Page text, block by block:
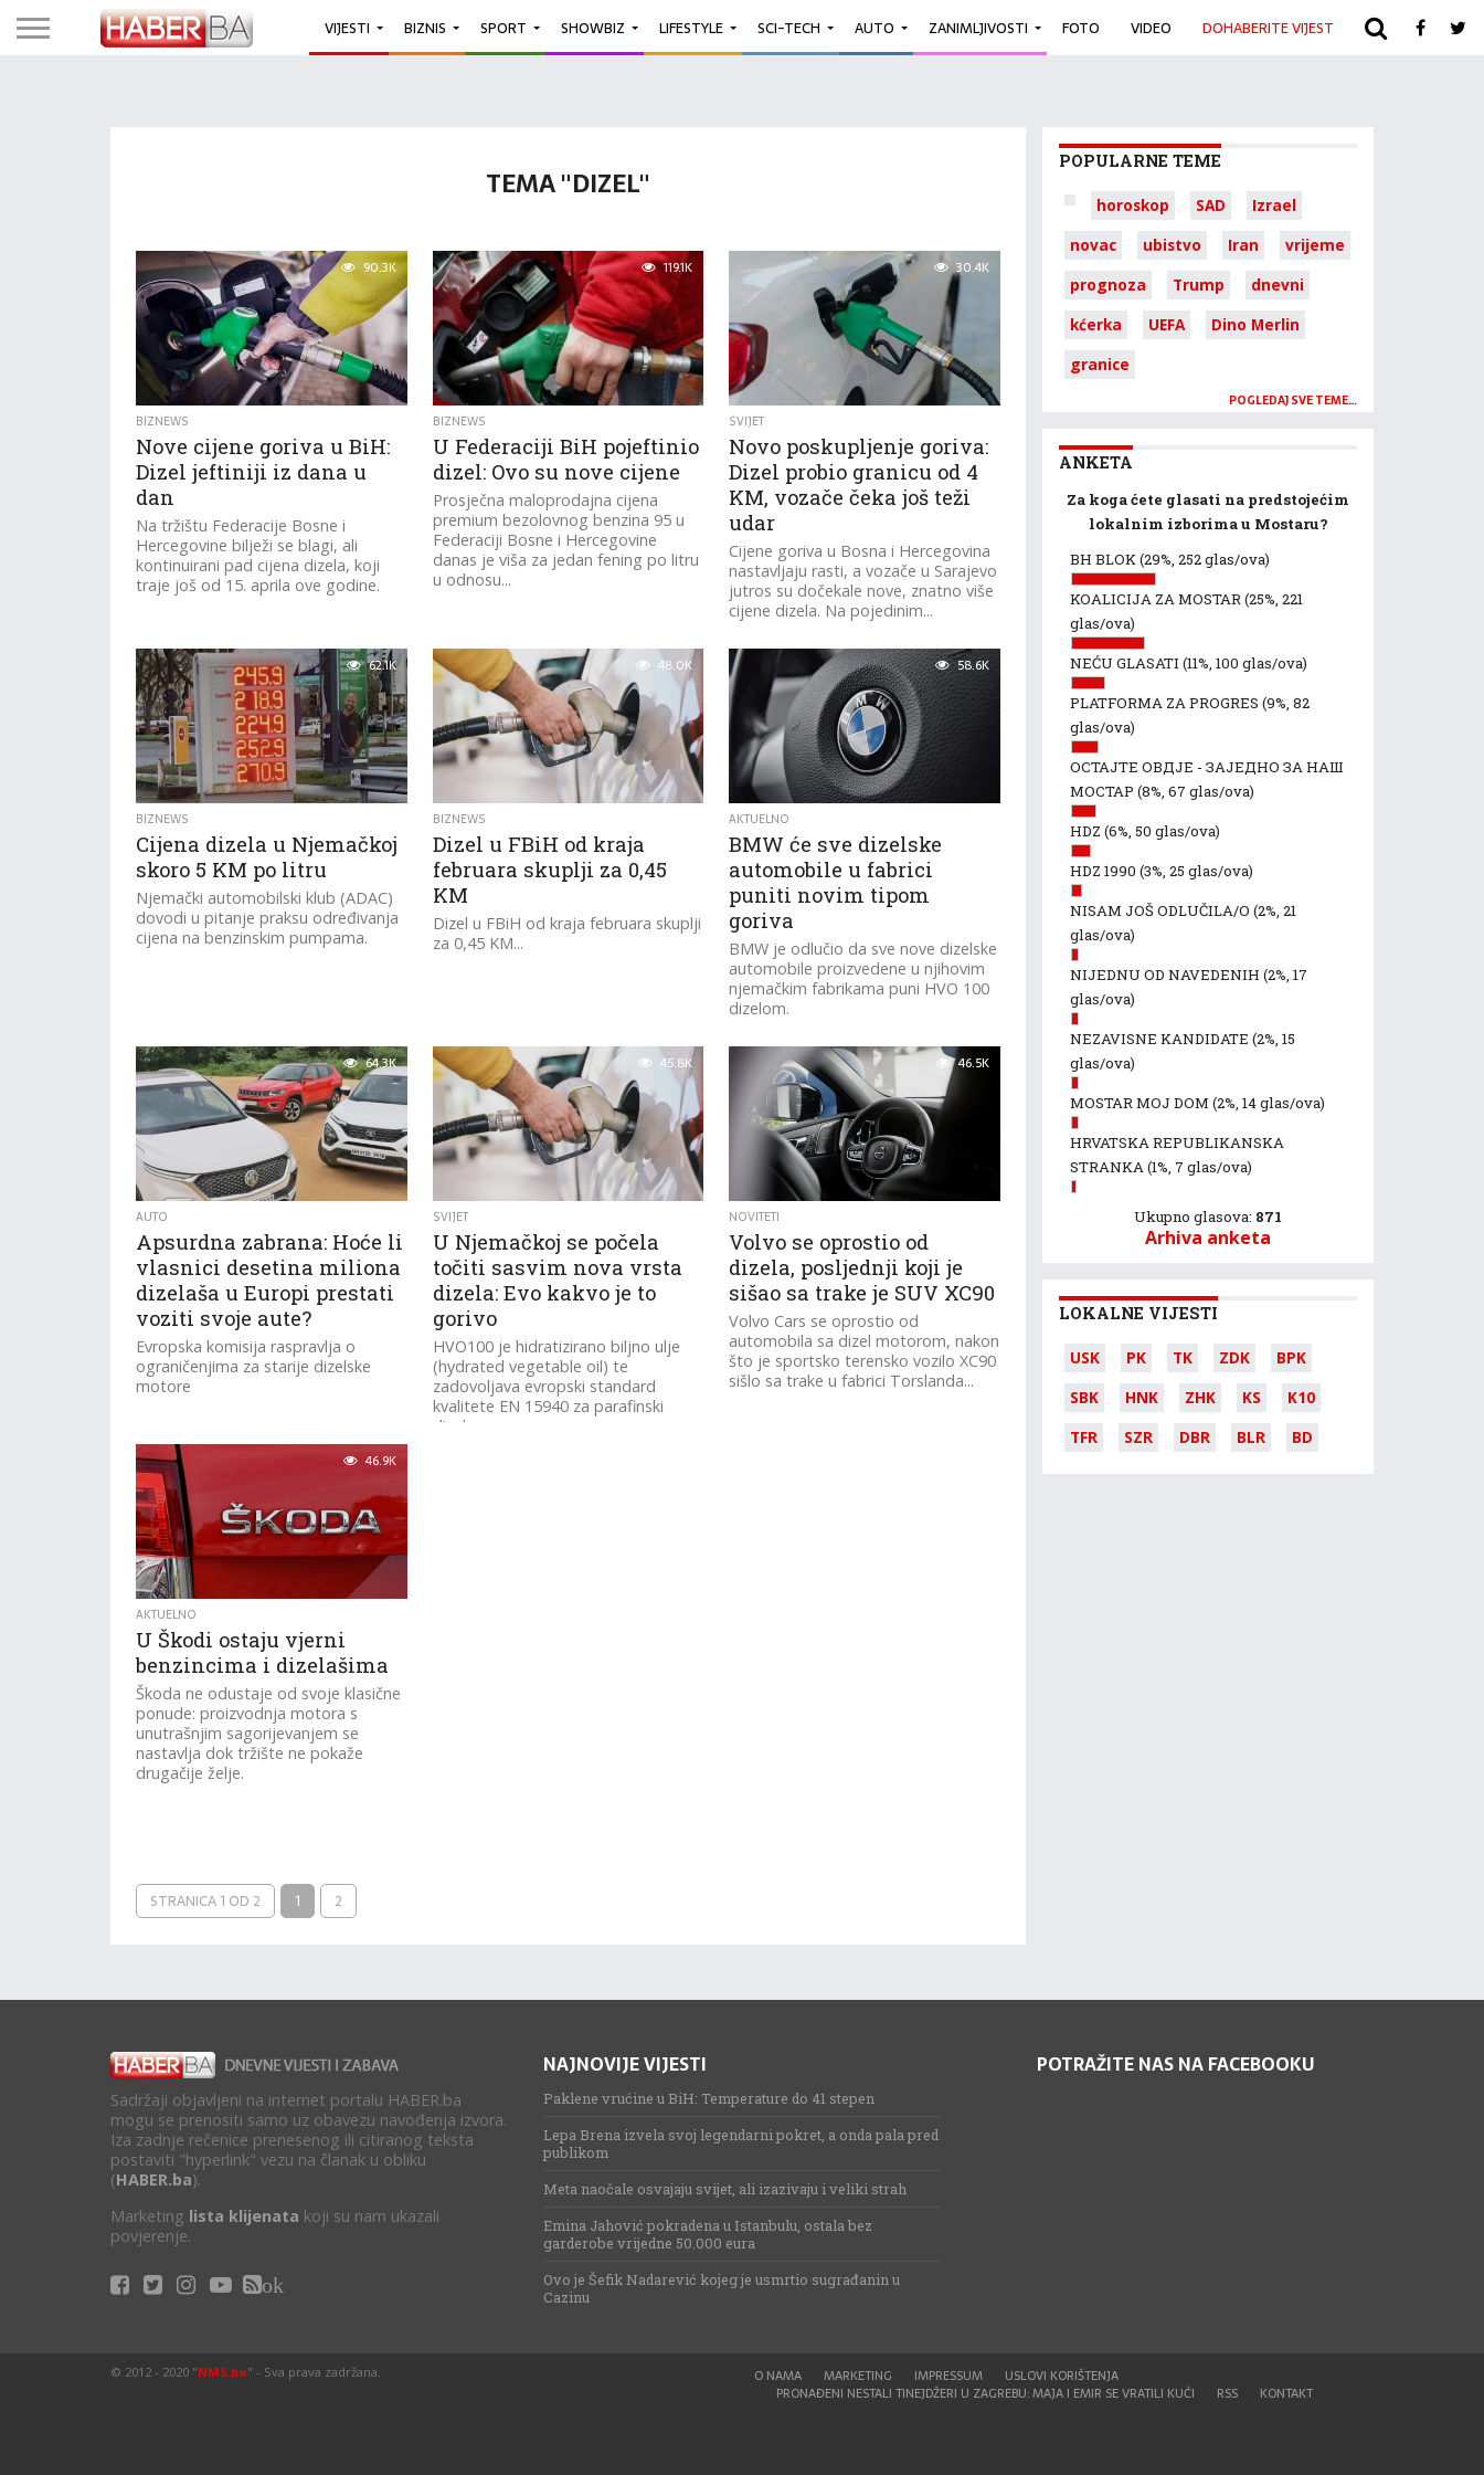
VIJESTI BIZNIS SPORT SHOWBIZ LIFESTYLE SCI-TECH AUTO ZANIMLJIVOSTI FOTO VIDEO DOHABERITE VIJEST ARHIVA
TEMA "DIZEL"
90.3K
BIZNEWS
Nove cijene goriva u BiH:
Dizel jeftiniji iz dana u
dan
Na tržištu Federacije Bosne i
Hercegovine bilježi se blagi, ali
kontinuirani pad cijena dizela, koji
traje još od 15. aprila ove godine.
119.1K
BIZNEWS
U Federaciji BiH pojeftinio
dizel: Ovo su nove cijene
Prosječna maloprodajna cijena
premium bezolovnog benzina 95 u
Federaciji Bosne i Hercegovine
danas je viša za jedan fening po litru
u odnosu...
30.4K
SVIJET
Novo poskupljenje goriva:
Dizel probio granicu od 4
KM, vozače čeka još teži
udar
Cijene goriva u Bosna i Hercegovina
nastavljaju rasti, a vozače u Sarajevo
jutros su dočekale nove, znatno više
cijene dizela. Na pojedinim...
62.1K
BIZNEWS
Cijena dizela u Njemačkoj
skoro 5 KM po litru
Njemački automobilski klub (ADAC)
dovodi u pitanje praksu određivanja
cijena na benzinskim pumpama.
48.0K
BIZNEWS
Dizel u FBiH od kraja
februara skuplji za 0,45
KM
Dizel u FBiH od kraja februara skuplji
za 0,45 KM...
58.6K
AKTUELNO
BMW će sve dizelske
automobile u fabrici
puniti novim tipom
goriva
​BMW je odlučio da sve nove dizelske
automobile proizvedene u njihovim
njemačkim fabrikama puni HVO 100
dizelom.
64.3K
AUTO
Apsurdna zabrana: Hoće li
vlasnici desetina miliona
dizelaša u Europi prestati
voziti svoje aute?
Evropska komisija raspravlja o
ograničenjima za starije dizelske
motore
45.8K
SVIJET
U Njemačkoj se počela
točiti sasvim nova vrsta
dizela: Evo kakvo je to
gorivo
HVO100 je hidratizirano biljno ulje
(hydrated vegetable oil) te
zadovoljava evropski standard
kvalitete EN 15940 za parafinski
dizel.
46.5K
NOVITETI
Volvo se oprostio od
dizela, posljednji koji je
sišao sa trake je SUV XC90
Volvo Cars se oprostio od
automobila sa dizel motorom, nakon
što je sportsko terensko vozilo XC90
sišlo sa trake u fabrici Torslanda...
46.9K
AKTUELNO
U Škodi ostaju vjerni
benzincima i dizelašima
​Škoda ne odustaje od svoje klasične
ponude: proizvodnja motora s
unutrašnjim sagorijevanjem se
nastavlja dok tržište ne pokaže
drugačije želje.
STRANICA 1 OD 2 1 2
POPULARNE TEME
horoskop SAD
Izrael
novac
ubistvo Iran
vrijeme
prognoza
Trump
dnevni
kćerka
UEFA
Dino Merlin
granice
POGLEDAJ SVE TEME…
ANKETA
Za koga ćete glasati na predstojećim
lokalnim izborima u Mostaru?
BH BLOK(29%, 252 glas/ova)
KOALICIJA ZA MOSTAR(25%, 221
glas/ova)
NEĆU GLASATI (11%, 100 glas/ova)
PLATFORMA ZA PROGRES (9%, 82
glas/ova)
ОСТАЈТЕ ОВДЈЕ - ЗАЈЕДНО ЗА НАШ
МОСТАР (8%, 67 glas/ova)
HDZ (6%, 50 glas/ova)
HDZ 1990 (3%, 25 glas/ova)
NISAM JOŠ ODLUČILA/O (2%, 21
glas/ova)
NIJEDNU OD NAVEDENIH (2%, 17
glas/ova)
NEZAVISNE KANDIDATE (2%, 15
glas/ova)
MOSTAR MOJ DOM (2%, 14 glas/ova)
HRVATSKA REPUBLIKANSKA
STRANKA(1%, 7 glas/ova)
Ukupno glasova: 871
Arhiva anketa
LOKALNE VIJESTI
USK PK TK ZDK
BPK
SBK
HNK ZHK KS
K10
TFR
SZR DBR BLR BD
Sadržaji objavljeni na internet portalu HABER.ba
mogu se prenositi samo uz obavezu navođenja izvora.
Iza zadnje rečenice prenesenog ili citiranog teksta
postaviti "hyperlink" vezu na članak u obliku
(HABER.ba).
Marketing lista klijenata koji su nam ukazali
povjerenje.
ok
NAJNOVIJE VIJESTI
Paklene vrućine u BiH: Temperature do 41 stepen
Lepa Brena izvela svoj legendarni pokret, a onda pala pred
publikom
Meta naočale osvajaju svijet, ali izazivaju i veliki strah
Emina Jahović pokradena u Istanbulu, ostala bez
garderobe vrijedne 50.000 eura
Ovo je Šefik Nadarević kojeg je usmrtio sugrađanin u
Cazinu
POTRAŽITE NAS NA FACEBOOKU
O NAMA MARKETING IMPRESSUM
USLOVI KORIŠTENJA
PRONAĐENI NESTALI TINEJDŽERI U ZAGREBU: MAJA I EMIR SE VRATILI KUĆI
RSS KONTAKT
© 2012 - 2020 "NMS.ba" - Sva prava zadržana.